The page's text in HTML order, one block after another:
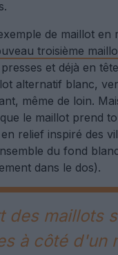
de maillot en
troisième
et déjà en
alternatif blanc,
même de loin.
le maillot prend
relief inspiré des
du fond
dans le dos).
des maillots
à côté d'un